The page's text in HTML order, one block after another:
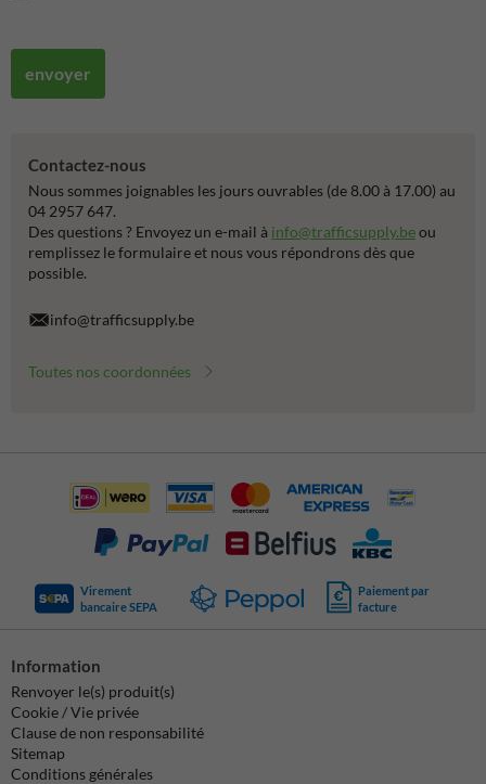
envoyer
Contactez-nous
Nous sommes joignables les jours ouvrables (de 8.00 à 17.00) au
04 2957 647.
Des questions ? Envoyez un e-mail à info@trafficsupply.beou
remplissez le formulaire et nous vous répondrons dès que
possible.
info@trafficsupply.be
Toutes nos coordonnées
Virement
bancaire SEPA
Paiement par
facture
Information
Renvoyer le(s) produit(s)
Cookie / Vie privée
Clause de non responsabilité
Sitemap
Conditions générales